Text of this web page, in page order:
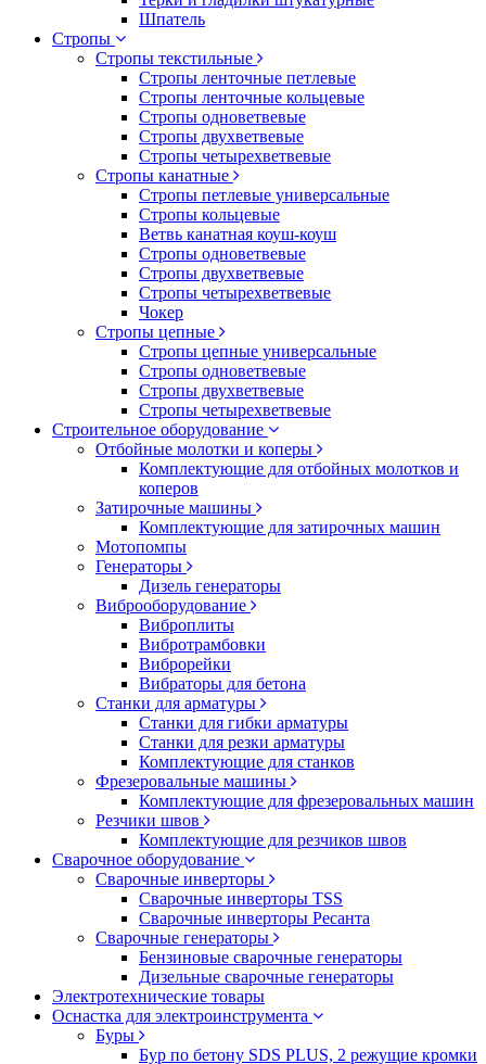
Шпатель
Стропы
Стропы текстильные
Стропы ленточные петлевые
Стропы ленточные кольцевые
Стропы одноветвевые
Стропы двухветвевые
Стропы четырехветвевые
Стропы канатные
Стропы петлевые универсальные
Стропы кольцевые
Ветвь канатная коуш-коуш
Стропы одноветвевые
Стропы двухветвевые
Стропы четырехветвевые
Чокер
Стропы цепные
Стропы цепные универсальные
Стропы одноветвевые
Стропы двухветвевые
Стропы четырехветвевые
Строительное оборудование
Отбойные молотки и коперы
Комплектующие для отбойных молотков и
коперов
Затирочные машины
Комплектующие для затирочных машин
Мотопомпы
Генераторы
Дизель генераторы
Виброоборудование
Виброплиты
Вибротрамбовки
Виброрейки
Вибраторы для бетона
Станки для арматуры
Станки для гибки арматуры
Станки для резки арматуры
Комплектующие для станков
Фрезеровальные машины
Комплектующие для фрезеровальных машин
Резчики швов
Комплектующие для резчиков швов
Сварочное оборудование
Сварочные инверторы
Сварочные инверторы TSS
Сварочные инверторы Ресанта
Сварочные генераторы
Бензиновые сварочные генераторы
Дизельные сварочные генераторы
Электротехнические товары
Оснастка для электроинструмента
Буры
Бур по бетону SDS PLUS, 2 режущие кромки